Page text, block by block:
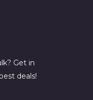
Get in
deals!